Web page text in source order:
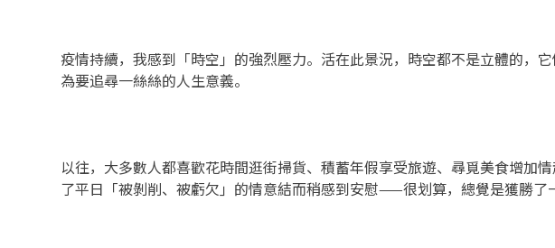
疫情持續，我感到「時空」的強烈壓力。活在此景況，時空都不是立體的，
為要追尋一絲絲的人生意義。
以往，大多數人都喜歡花時間逛街掃貨、積蓄年假享受旅遊、尋覓美食增加
了平日「被剝削、被虧欠」的情意結而稍感到安慰——很划算，總覺是獲勝了